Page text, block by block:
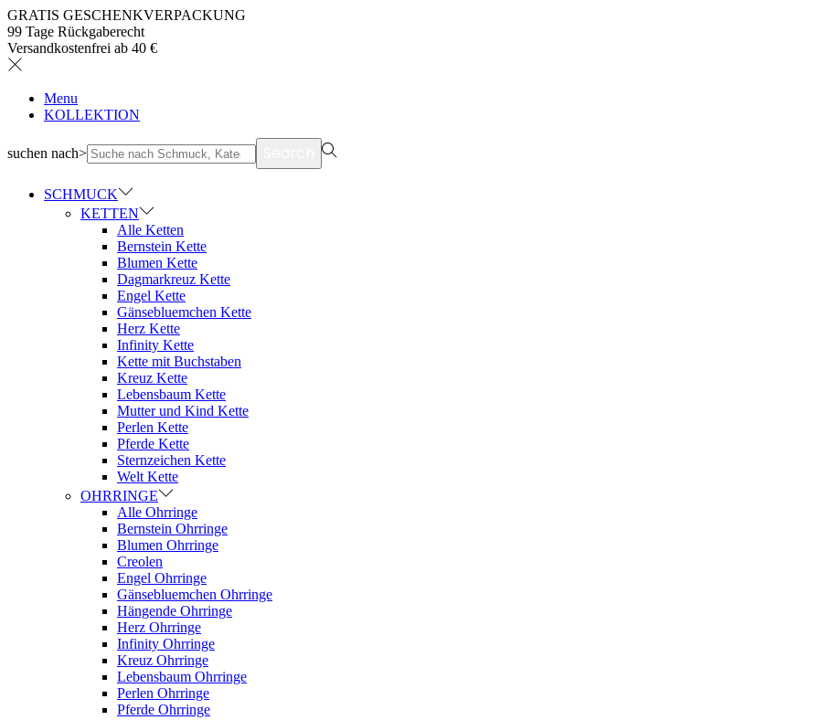
GRATIS GESCHENKVERPACKUNG
99 Tage Rückgaberecht
Versandkostenfrei ab 40 €
Menu
KOLLEKTION
suchen nach>
SCHMUCK
KETTEN
Alle Ketten
Bernstein Kette
Blumen Kette
Dagmarkreuz Kette
Engel Kette
Gänsebluemchen Kette
Herz Kette
Infinity Kette
Kette mit Buchstaben
Kreuz Kette
Lebensbaum Kette
Mutter und Kind Kette
Perlen Kette
Pferde Kette
Sternzeichen Kette
Welt Kette
OHRRINGE
Alle Ohrringe
Bernstein Ohrringe
Blumen Ohrringe
Creolen
Engel Ohrringe
Gänsebluemchen Ohrringe
Hängende Ohrringe
Herz Ohrringe
Infinity Ohrringe
Kreuz Ohrringe
Lebensbaum Ohrringe
Perlen Ohrringe
Pferde Ohrringe